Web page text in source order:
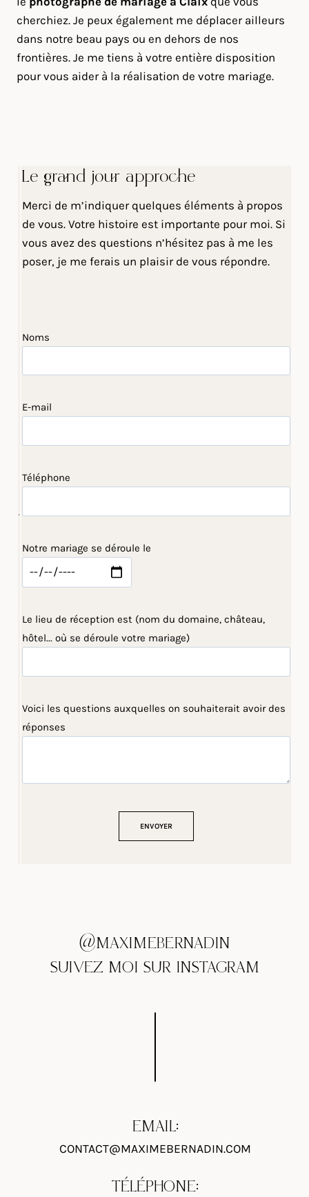
cherchiez. Je peux également me déplacer ailleurs
dans notre beau pays ou en dehors de nos
frontières. Je me tiens à votre entière disposition
pour vous aider à la réalisation de votre mariage.
Le grand jour approche
Merci de m’indiquer quelques éléments à propos
de vous. Votre histoire est importante pour moi. Si
vous avez des questions n’hésitez pas à me les
poser, je me ferais un plaisir de vous répondre.
Noms
E-mail
Téléphone
Notre mariage se déroule le
Le lieu de réception est (nom du domaine, château,
hôtel... où se déroule votre mariage)
Voici les questions auxquelles on souhaiterait avoir des
réponses
@MAXIMEBERNADIN
SUIVEZ MOI SUR INSTAGRAM
EMAIL:
CONTACT@MAXIMEBERNADIN.COM
TÉLÉPHONE: